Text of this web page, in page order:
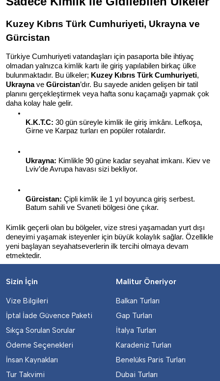
Kuzey Kıbrıs Türk Cumhuriyeti, Ukrayna ve
Gürcistan
Türkiye Cumhuriyeti vatandaşları için pasaporta bile ihtiyaç
olmadan yalnızca kimlik kartı ile giriş yapılabilen birkaç ülke
bulunmaktadır. Bu ülkeler; Kuzey Kıbrıs Türk Cumhuriyeti
Ukrayna ve Gürcistan’dır. Bu sayede aniden gelişen bir tatil
planını gerçekleştirmek veya hafta sonu kaçamağı yapmak çok
daha kolay hale gelir.
K.K.T.C: 30 gün süreyle kimlik ile giriş imkânı. Lefkoşa,
Girne ve Karpaz turları en popüler rotalardır.
Ukrayna: Kimlikle 90 güne kadar seyahat imkanı. Kiev ve
Lviv’de Avrupa havası sizi bekliyor.
Gürcistan: Çipli kimlik ile 1 yıl boyunca giriş serbest.
Batum sahili ve Svaneti bölgesi öne çıkar.
Kimlik geçerli olan bu bölgeler, vize stresi yaşamadan yurt dışı
deneyimi yaşamak isteyenler için büyük kolaylık sağlar. Özellikle
yeni başlayan seyahatseverlerin ilk tercihi olmaya devam
etmektedir.
Sizin İçin
Vize Bilgileri
İptal İade Güvence Paketi
Sıkça Sorulan Sorular
Ödeme Seçenekleri
İnsan Kaynakları
Tur Takvimi
Malitur Öneriyor
Balkan Turları
Gap Turları
İtalya Turları
Karadeniz Turları
Benelüks Paris Turları
Dubai Turları